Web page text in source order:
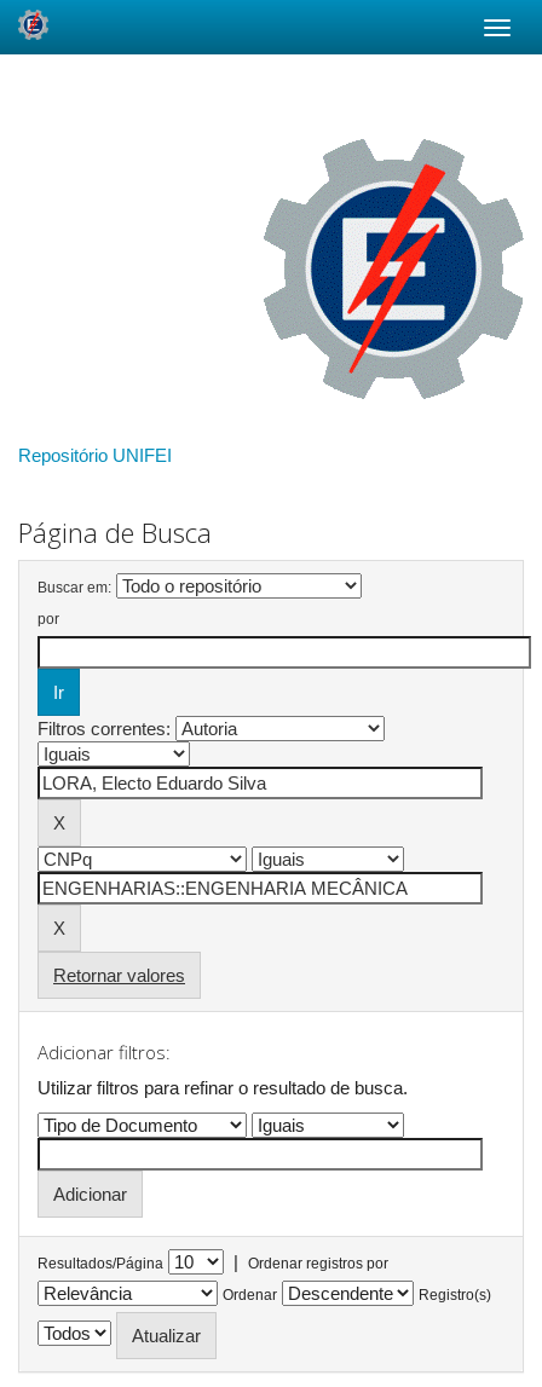
Repositório UNIFEI
Página de Busca
Buscar em:
por
Filtros correntes:
Retornar valores
Adicionar filtros:
Utilizar filtros para refinar o resultado de busca.
Resultados/Página |
Ordenar registros por
Ordenar
Registro(s)